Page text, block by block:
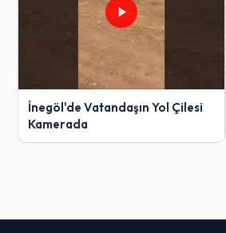
İnegöl'de Vatandaşın Yol Çilesi
Kamerada